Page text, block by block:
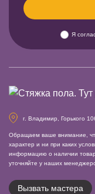
Я
г. Владимир, Горького
Обращаем ваше внимание,
характер и ни при каких
информацию о наличии
уточняйте у наших
Вызвать мастера